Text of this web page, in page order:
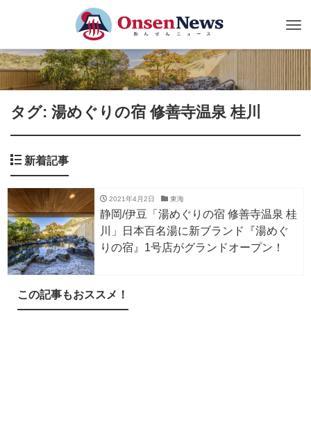
タグ: 湯めぐりの宿 修善寺温泉 桂川
新着記事
2021年4月2日 東海
静岡/伊豆「湯めぐりの宿 修善寺温泉 桂
川」日本百名湯に新ブランド『湯めぐ
りの宿』1号店がグランドオープン！
この記事もおススメ！